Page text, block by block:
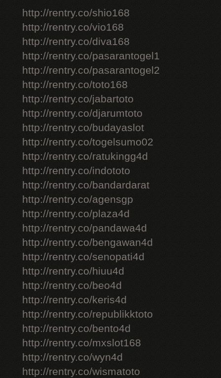
http://rentry.co/shio168
http://rentry.co/vio168
http://rentry.co/diva168
http://rentry.co/pasarantogel1
http://rentry.co/pasarantogel2
http://rentry.co/toto168
http://rentry.co/jabartoto
http://rentry.co/djarumtoto
http://rentry.co/budayaslot
http://rentry.co/togelsumo02
http://rentry.co/ratukingg4d
http://rentry.co/indototo
http://rentry.co/bandardarat
http://rentry.co/agensgp
http://rentry.co/plaza4d
http://rentry.co/pandawa4d
http://rentry.co/bengawan4d
http://rentry.co/senopati4d
http://rentry.co/hiuu4d
http://rentry.co/beo4d
http://rentry.co/keris4d
http://rentry.co/republikktoto
http://rentry.co/bento4d
http://rentry.co/mxslot168
http://rentry.co/wyn4d
http://rentry.co/wismatoto